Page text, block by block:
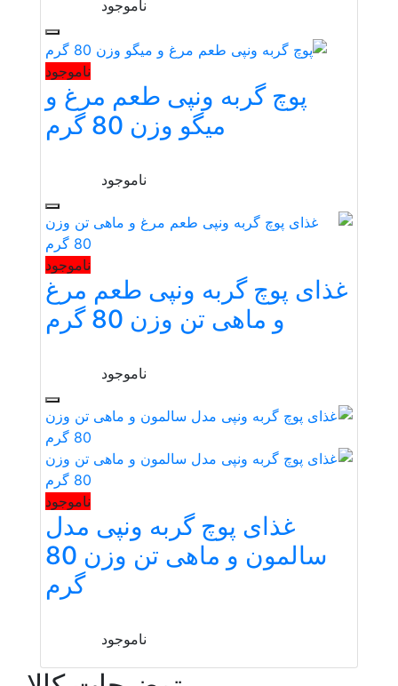
ناموجود
ناموجود
پوچ گربه ونپی طعم مرغ و
میگو وزن 80 گرم
ناموجود
ناموجود
غذای پوچ گربه ونپی طعم مرغ
و ماهی تن وزن 80 گرم
ناموجود
ناموجود
غذای پوچ گربه ونپی مدل
سالمون و ماهی تن وزن 80
گرم
ناموجود